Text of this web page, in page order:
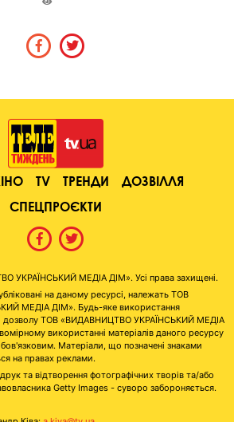
TV ТРЕНДИ
ДОЗВІЛЛЯ
СПЕЦПРОЄКТИ
УКРАЇНСЬКИЙ МЕДІА ДІМ». Усі права захищені.
на даному ресурсі, належать ТОВ
МЕДІА ДІМ». Будь-яке використання
дозволу ТОВ «ВИДАВНИЦТВО УКРАЇНСЬКИЙ МЕДІА
використанні матеріалів даного ресурсу
Матеріали, що позначені знаками
на правах реклами.
та відтворення фотографічних творів та/або
Getty Images - суворо забороняється.